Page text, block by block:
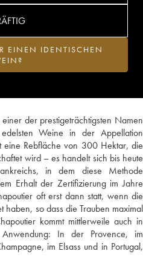
der prestigeträchtigsten Namen
Weine in der Appellation
eine Rebfläche von 300 Hektar, die
wird – es handelt sich bis heute
in dem diese Methode
Erhalt der Zertifizierung im Jahre
oft erst dann statt, wenn die
so dass die Trauben maximal
kommt mittlerweile auch in
In der Provence, im
im Elsass und in Portugal,
EINEN IDENTISCHEN